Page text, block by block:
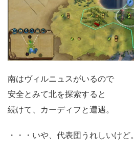
南はヴィルニュスがいるので
安全とみて北を探索すると
続けて、カーディフと遭遇。
・・・いや、代表団うれしいけど。